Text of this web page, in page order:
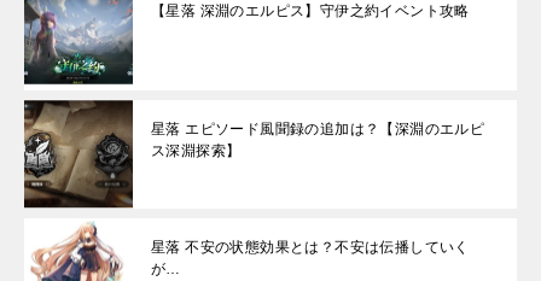
【星落 深淵のエルピス】守伊之約イベント攻略
星落 エピソード風聞録の追加は？【深淵のエルピ
ス深淵探索】
星落 不安の状態効果とは？不安は伝播していく
が…